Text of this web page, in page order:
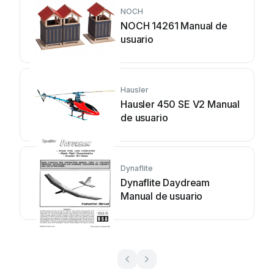
NOCH
NOCH 14261 Manual de
usuario
Hausler
Hausler 450 SE V2 Manual
de usuario
Dynaflite
Dynaflite Daydream
Manual de usuario